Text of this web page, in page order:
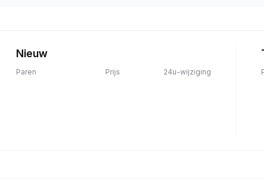
Nieuw
Paren Prijs 24u-wijziging